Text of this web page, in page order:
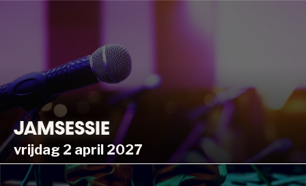
JAMSESSIE
vrijdag 2 april 2027